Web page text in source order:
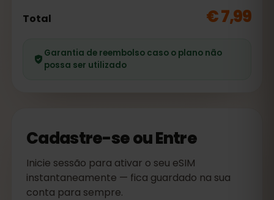
Total € 7,99
Garantia de reembolso caso o plano não
possa ser utilizado
Cadastre-se ou Entre
Inicie sessão para ativar o seu eSIM
instantaneamente — fica guardado na sua
conta para sempre.